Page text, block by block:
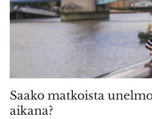
Saako matkoista
aikana?